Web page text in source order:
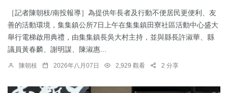
［記者陳朝枝/南投報導］為提供年長者及行動不便居民更便利、友
善的活動環境，集集鎮公所7日上午在集集鎮田寮社區活動中心盛大
舉行電梯啟用典禮，由集集鎮長吳大村主持，並與縣長許淑華、縣
議員黃春麟、謝明謀、陳淑惠...
陳朝枝 2026年八月07日 2,929 觀看 2 分享